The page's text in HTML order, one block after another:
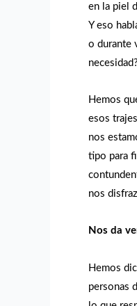
en la piel
Y eso
o durante
necesidad?
Hemos
esos
nos
tipo para
nos
Nos da
Hemos
personas